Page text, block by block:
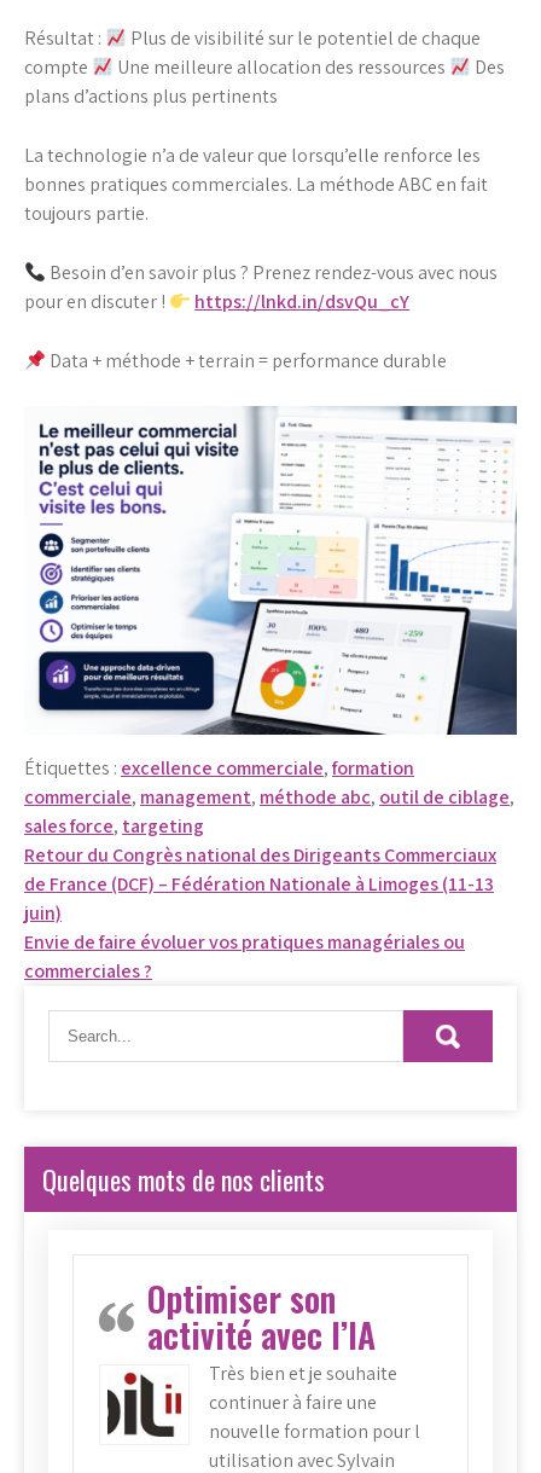
Résultat :
Plus de visibilité sur le potentiel de chaque
compte
Une meilleure allocation des ressources
Des
plans d’actions plus pertinents
La technologie n’a de valeur que lorsqu’elle renforce les
bonnes pratiques commerciales. La méthode ABC en fait
toujours partie.
Besoin d’en savoir plus ? Prenez rendez-vous avec nous
pour en discuter !
https://lnkd.in/dsvQu_cY
Data + méthode + terrain = performance durable
Étiquettes : excellence commerciale,formation
commerciale, management, méthode abc, outil de ciblage,
sales force, targeting
Navigation
de
l’article
Retour du Congrès national des Dirigeants Commerciaux
de France (DCF) – Fédération Nationale à Limoges (11-13
juin)
Envie de faire évoluer vos pratiques managériales ou
commerciales ?
Quelques mots de nos clients
Optimiser son
activité avec l’IA
Très bien et je souhaite
continuer à faire une
nouvelle formation pour l
utilisation avec Sylvain